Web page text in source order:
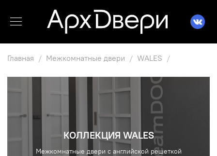
Главная Межкомнатные двери WALES
КОЛЛЕКЦИЯ WALES
Межкомнатные двери с английской решеткой